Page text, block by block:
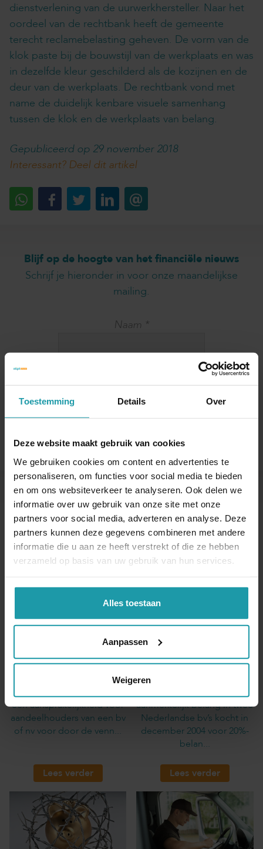
Toestemming Details Over
Deze website maakt gebruik van cookies
We gebruiken cookies om content en advertenties te
personaliseren, om functies voor social media te bieden
en om ons websiteverkeer te analyseren. Ook delen we
informatie over uw gebruik van onze site met onze
partners voor social media, adverteren en analyse. Deze
partners kunnen deze gegevens combineren met andere
informatie die u aan ze heeft verstrekt of die ze hebben
verzameld op basis van uw gebruik van hun services.
Alles toestaan
Aanpassen
Weigeren
dienstverlening van de uurwerkhersteller. Naar het
oordeel van de rechtbank heeft de gemeente
terecht reclamebelasting geheven. De vorm van de
klok paste bij de bouwstijl van de werkplaats en was
in dezelfde kleur geschilderd als de kozijnen en de
deur van de werkplaats. De rechtbank vond met
name de duidelijk kenbare visuele samenhang
tussen de klok en de werkplaats van belang.
Gepubliceerd op 29 november 2018
Interessant? Deel dit artikel
Blijf op de hoogte van het financiële nieuws
Schrijf je hieronder in voor onze maandelijkse
mailing.
Naam *
Andere interessante artikelen
aandeelhouder deed
onvoldoende
onderzoek naar koper
een aansprakelijkheid voor
aandeelhouders van een bv
of nv voor door de venn...
Lees verder
Overdracht aandelen
aan bv voor te lage
waarde
aanmerkelijk belang in twee
Nederlandse bv’s kocht in
december 2004 voor 20%-
belan...
Lees verder